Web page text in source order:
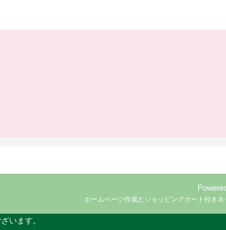
ホームページ作成とショッピングカート付き
います。